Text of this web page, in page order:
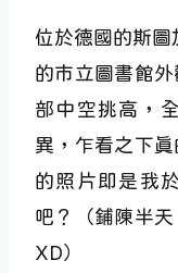
位於德國的斯
的市立圖書館
部中空挑高，
異，乍看之下
的照片即是我
吧？（鋪陳半
XD）